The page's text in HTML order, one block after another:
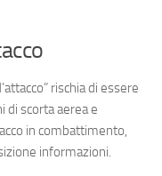
rischia di essere
di scorta aerea e
in combattimento,
informazioni.